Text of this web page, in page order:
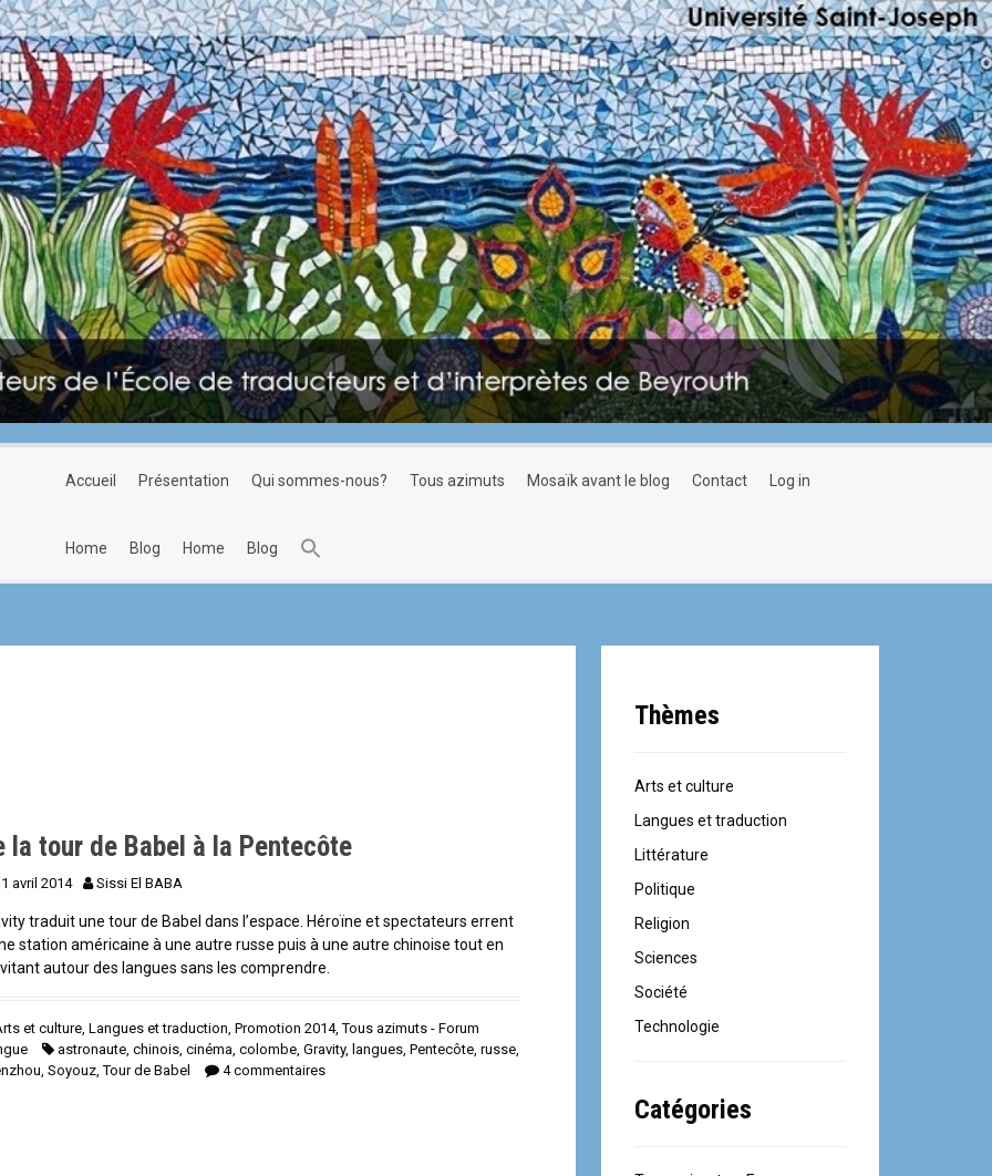
accueil présentation qui sommes-nous? tous azimuts mosaïk avant le blog contact log in
home blog home blog
la tour de Babel à la Pentecôte
avril 2014 Sissi El BABA
traduit une tour de Babel dans l’espace. Héroïne et spectateurs errent
station américaine à une autre russe puis à une autre chinoise tout en
autour des langues sans les comprendre.
et culture,Langues et traduction,Promotion 2014,Tous azimuts - Forum
astronaute,chinois,cinéma,colombe,Gravity, langues,Pentecôte,russe,
,Soyouz,Tour de Babel 4 commentaires
Thèmes
Arts et culture
Langues et traduction
Littérature
Politique
Religion
Sciences
Société
Technologie
Catégories